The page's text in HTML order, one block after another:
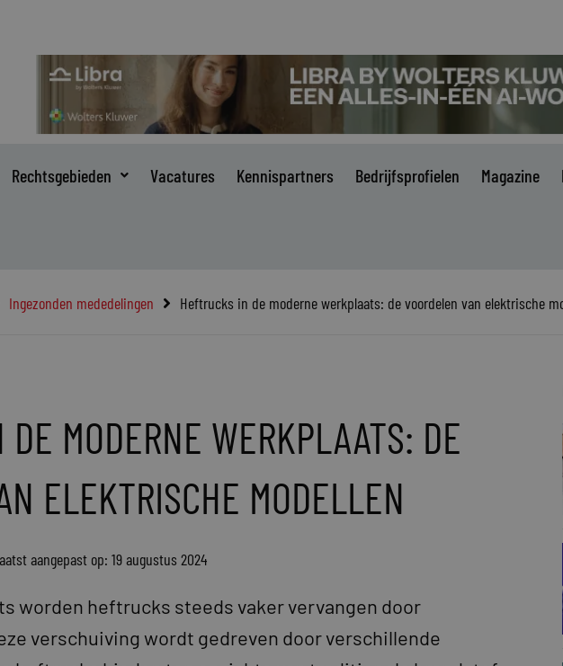
Rechtsgebieden Vacatures Kennispartners Bedrijfsprofielen Magazine
Ingezonden mededelingen Heftrucks in de moderne werkplaats: de voordelen van elektrische
MODERNE WERKPLAATS: DE
ELEKTRISCHE MODELLEN
aangepast op: 19 augustus 2024
worden heftrucks steeds vaker vervangen door
verschuiving wordt gedreven door verschillende